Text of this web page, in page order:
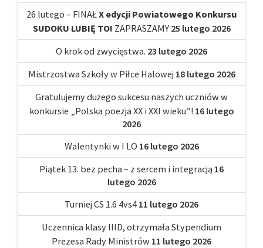
26 lutego – FINAŁX edycji Powiatowego Konkursu
SUDOKU LUBIĘ TO! ZAPRASZAMY 25 lutego 2026
O krok od zwycięstwa. 23 lutego 2026
Mistrzostwa Szkoły w Piłce Halowej 18 lutego 2026
Gratulujemy dużego sukcesu naszych uczniów w
konkursie „Polska poezja XX i XXI wieku”! 16 lutego
2026
Walentynki w I LO 16 lutego 2026
Piątek 13. bez pecha – z sercem i integracją 16
lutego 2026
Turniej CS 1.6 4vs4 11 lutego 2026
Uczennica klasy IIID, otrzymała Stypendium
Prezesa Rady Ministrów 11 lutego 2026